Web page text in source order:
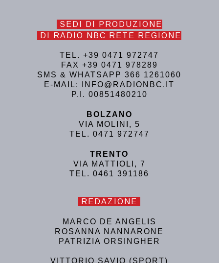
SEDI DI PRODUZIONE
DI RADIO NBC RETE REGIONE
TEL. +39 0471 972747
FAX +39 0471 978289
SMS & WHATSAPP 366 1261060
E-MAIL: INFO@RADIONBC.IT
P.I. 00851480210
BOLZANO
VIA MOLINI, 5
TEL. 0471 972747
TRENTO
VIA MATTIOLI, 7
TEL. 0461 391186
REDAZIONE
MARCO DE ANGELIS
ROSANNA NANNARONE
PATRIZIA ORSINGHER
VITTORIO SAVIO (SPORT)